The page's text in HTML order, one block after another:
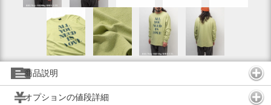
商品説明
オプションの値段詳細